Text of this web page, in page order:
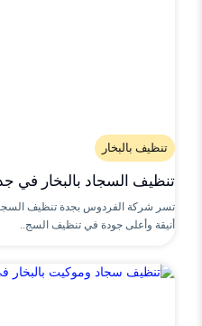
تنظيف بالبخار
تنظيف السجاد بالبخار في جدة
تسر شركة الفردوس بجدة تنظيف السجاد
أنيقة وأعلى جودة في تنظيف السج..